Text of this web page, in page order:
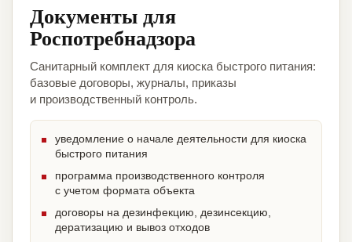
Документы для
Роспотребнадзора
Санитарный комплект для киоска быстрого питания:
базовые договоры, журналы, приказы
и производственный контроль.
уведомление о начале деятельности для киоска
быстрого питания
программа производственного контроля
с учетом формата объекта
договоры на дезинфекцию, дезинсекцию,
дератизацию и вывоз отходов